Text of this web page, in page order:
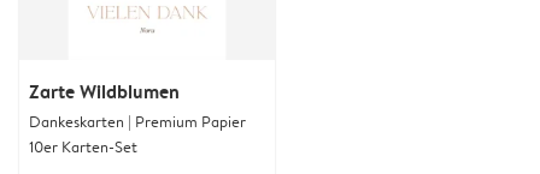
Zarte Wildblumen
Dankeskarten | Premium Papier
10er Karten-Set